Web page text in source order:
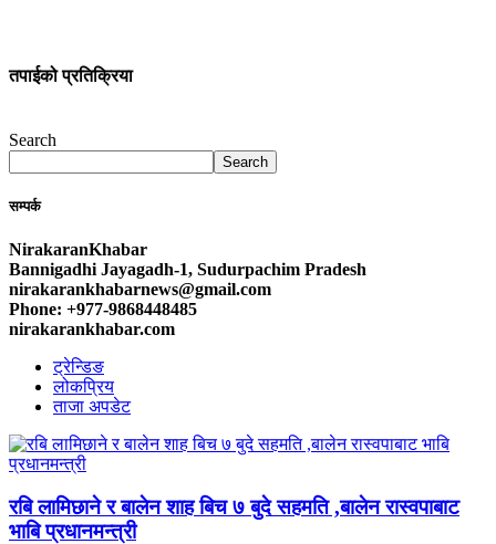
तपाईको प्रतिक्रिया
Search
Search
सम्पर्क
NirakaranKhabar
Bannigadhi Jayagadh-1, Sudurpachim Pradesh
nirakarankhabarnews@gmail.com
Phone: +977-9868448485
nirakarankhabar.com
ट्रेन्डिङ
लोकप्रिय
ताजा अपडेट
रबि लामिछाने र बालेन शाह बिच ७ बुदे सहमति ,बालेन रास्वपाबाट
भाबि प्रधानमन्त्री